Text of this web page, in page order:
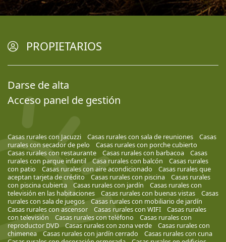
PROPIETARIOS
Darse de alta
Acceso panel de gestión
Casas rurales con Jacuzzi Casas rurales con sala de reuniones
Casas
rurales con secador de pelo
Casas rurales con porche cubierto
Casas rurales con restaurante
Casas rurales con barbacoa
Casas
rurales con parque infantil
Casa rurales con balcón
Casas rurales
con patio
Casas rurales con aire acondicionado
Casas rurales que
aceptan tarjeta de crédito
Casas rurales con piscina
Casas rurales
con piscina cubierta
Casas rurales con jardín
Casas rurales con
televisión en las habitaciones
Casas rurales con buenas vistas
Casas
rurales con sala de juegos
Casas rurales con mobiliario de jardín
Casas rurales con ascensor
Casas rurales con WIFI
Casas rurales
con televisión
Casas rurales con teléfono
Casas rurales con
reproductor DVD
Casas rurales con zona verde
Casas rurales con
chimenea
Casas rurales con jardín cerrado
Casas rurales con cuna